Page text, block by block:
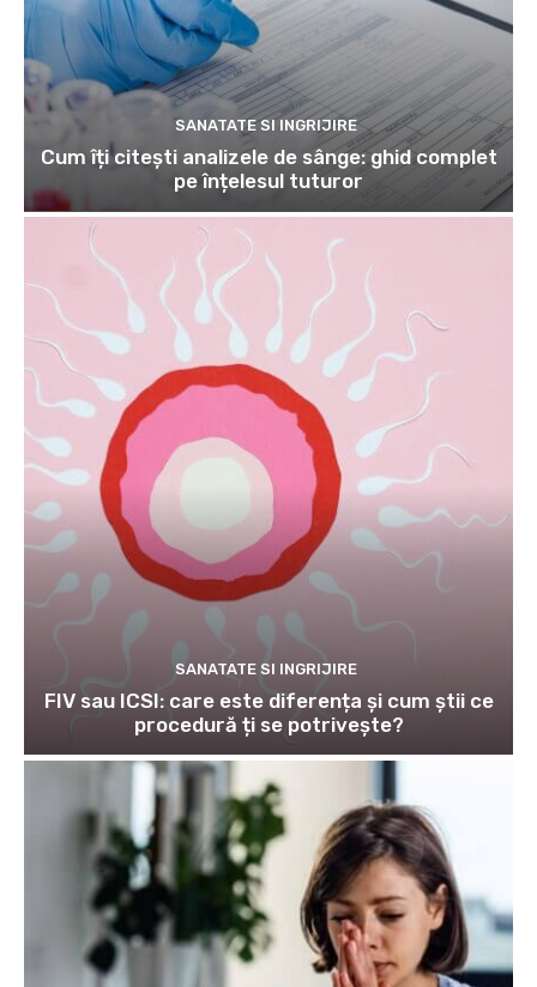
SANATATE SI INGRIJIRE
Cum îți citești analizele de sânge: ghid complet
pe înțelesul tuturor
SANATATE SI INGRIJIRE
FIV sau ICSI: care este diferența și cum știi ce
procedură ți se potrivește?